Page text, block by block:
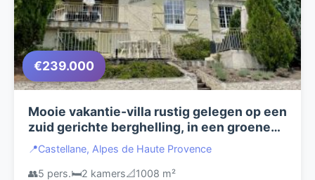
€239.000
Mooie vakantie-villa rustig gelegen op een
zuid gerichte berghelling, in een groene
woonwijk, op slechts 5 km van
CASTELLANE en alle voorzieningen
📍Castellane, Alpes de Haute Provence
👥5 pers.🛏️2 kamers📐1008 m²